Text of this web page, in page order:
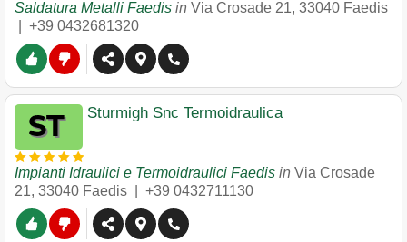
Saldatura Metalli Faedis in Via Crosade 21, 33040 Faedis
+39 0432681320
Sturmigh Snc Termoidraulica
Impianti Idraulici e Termoidraulici Faedis in Via Crosade
21, 33040 Faedis +39 0432711130